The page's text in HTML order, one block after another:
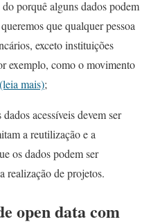
porquê alguns dados podem
que qualquer pessoa
exceto instituições
exemplo, como o movimento
mais);
acessíveis devem ser
a reutilização e a
os dados podem ser
realização de projetos.
open data com